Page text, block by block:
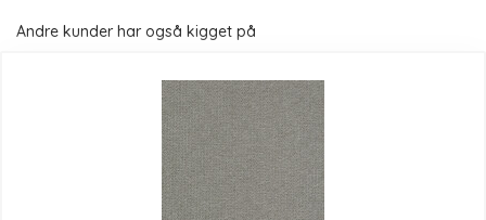
Andre kunder har også kigget på